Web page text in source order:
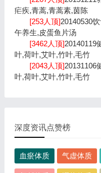
疟疾,青蒿,青蒿素,茵陈
[253人顶]20140530
午养生,皮蛋鱼片汤
[3462人顶]20140119
叶,荷叶,艾叶,竹叶,毛竹
[2043人顶]20131106
叶,荷叶,艾叶,竹叶,毛竹
深度资讯点赞榜
血瘀体质 气虚体质